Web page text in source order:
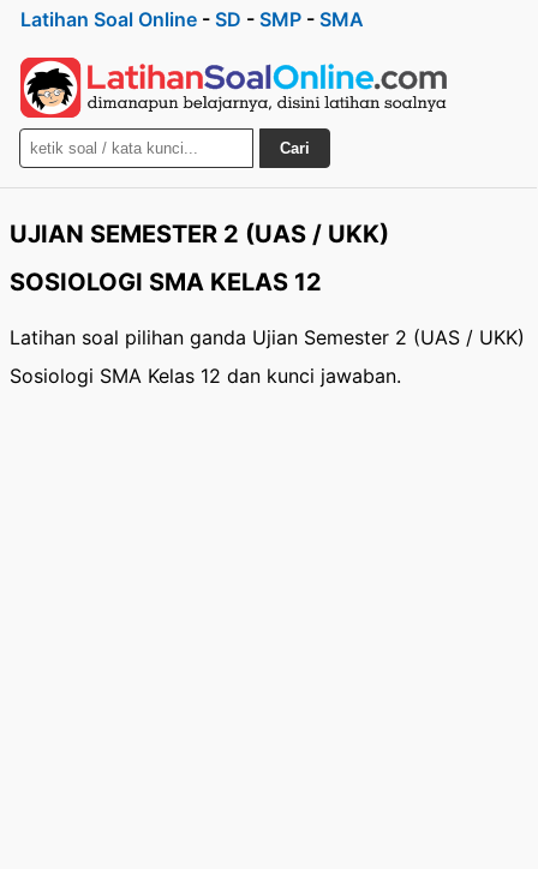
Latihan Soal Online - SD - SMP - SMA
Cari
UJIAN SEMESTER 2 (UAS / UKK)
SOSIOLOGI SMA KELAS 12
Latihan soal pilihan ganda Ujian Semester 2 (UAS / UKK)
Sosiologi SMA Kelas 12 dan kunci jawaban.